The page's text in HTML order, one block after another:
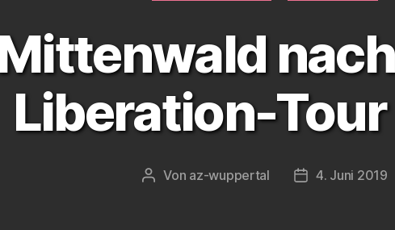
Liberation-
Beitragsautor
Von az-wuppertal 4. Juni 2019